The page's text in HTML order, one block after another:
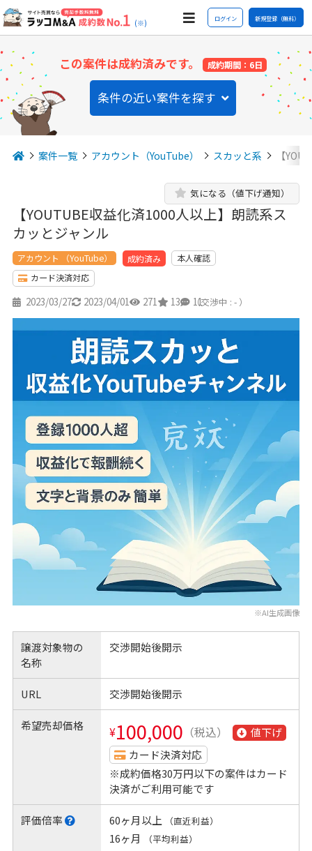
(※) ログイン 新規登録（無料）
この案件は成約済みです。 成約期間：6日
条件の近い案件を探す
案件一覧 アカウント（YouTube） スカッと系 【
【YOUTUBE収益化済1000人以上】朗読系ス
カッとジャンル
気になる（値下げ通知）
アカウント （YouTube） 成約済み
本人確認
カード決済対応
2023/03/27 2023/04/01 271 13 11
（交渉中 : - ）
※AI生成画像
譲渡対象物の
名称
交渉開始後開示
URL 交渉開始後開示
希望売却価格 ¥100,000 （税込）
値下げ
カード決済対応
※成約価格30万円以下の案件はカード
決済がご利用可能です
評価倍率 60ヶ月以上 （直近利益）
16ヶ月 （平均利益）